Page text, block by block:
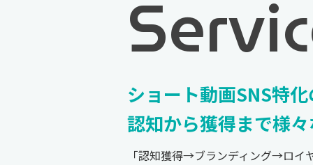
ショート動画SNS特
認知から獲得まで様
「認知獲得→ブランディング→ロイ